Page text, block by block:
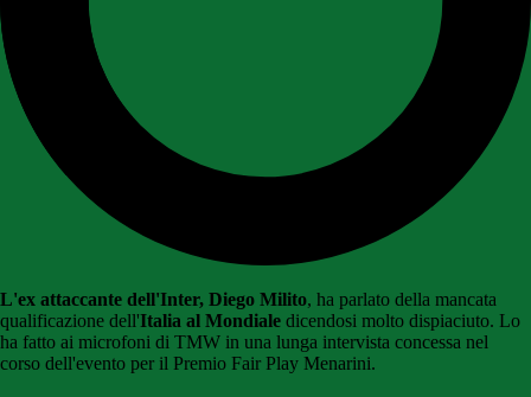
L'ex attaccante dell'Inter, Diego Milito, ha parlato della mancata
qualificazione dell'Italia al Mondiale dicendosi molto dispiaciuto. Lo
ha fatto ai microfoni di TMW in una lunga intervista concessa nel
corso dell'evento per il Premio Fair Play Menarini.